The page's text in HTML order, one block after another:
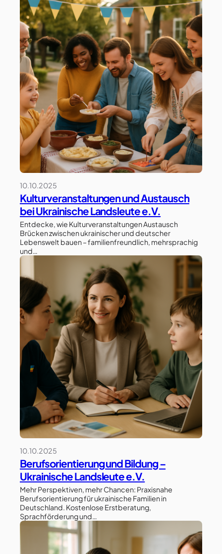
10.10.2025
Kulturveranstaltungen und Austausch
bei Ukrainische Landsleute e.V.
Entdecke, wie Kulturveranstaltungen Austausch
Brücken zwischen ukrainischer und deutscher
Lebenswelt bauen – familienfreundlich, mehrsprachig
und…
10.10.2025
Berufsorientierung und Bildung –
Ukrainische Landsleute e.V.
Mehr Perspektiven, mehr Chancen: Praxisnahe
Berufsorientierung für ukrainische Familien in
Deutschland. Kostenlose Erstberatung,
Sprachförderung und…